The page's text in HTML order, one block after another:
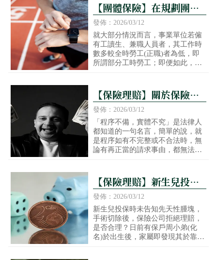
【團體保險】在規劃團體
保險時，針對工讀生、兼
職人員，有哪些須特別留
意的事項呢？
發佈：2026/03/12
就大部分情況而言，事業單位若僱
有工讀生、兼職人員者，其工作時
數多較全時勞工(正職)者為低，即
所謂部分工時勞工；即便如此，其
之規定予以補償。然而，由於部分
工時勞工提供勞務時數較短之特
性，致在計算其平均工資或原領工
資時，均有保護性質之規範，而此
規範也連帶影響團體保險對於部分
工時勞工發生職災後之補償效果，
論述如下。
【保險理賠】關於保險金
之請求權時效，您了解多
少？
發佈：2026/03/12
「程序不備，實體不究」是法律人
都知道的一句名言，簡單的說，就
是程序如有不完整或不合法時，無
論有再正當的請求事由，都無法再
當有保險事故發生，保險金之請求
權時效，又該如何認定呢？
【保險理賠】新生兒投保
時未告知先天性腫塊，手
術切除後，保險公司拒絕
理賠，是否合理？
發佈：2026/03/12
新生兒投保時未告知先天性腫塊，
手術切除後，保險公司拒絕理賠，
是否合理？日前有保戶周小弟(化
名)於出生後，家屬即發現其於靠近